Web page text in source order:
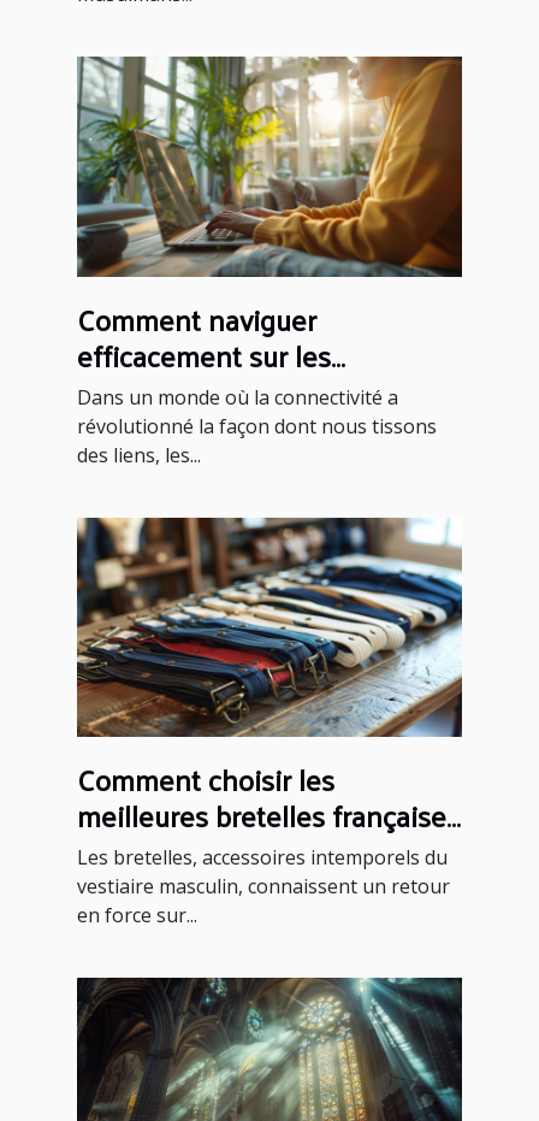
Comment naviguer
efficacement sur les
plateformes de rencontres
sérieuses
Dans un monde où la connectivité a
révolutionné la façon dont nous tissons
des liens, les...
Comment choisir les
meilleures bretelles françaises
pour chaque occasion
Les bretelles, accessoires intemporels du
vestiaire masculin, connaissent un retour
en force sur...